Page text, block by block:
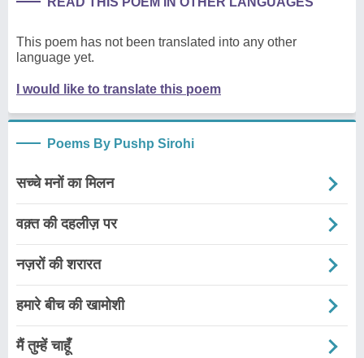
This poem has not been translated into any other
language yet.
I would like to translate this poem
Poems By Pushp Sirohi
सच्चे मनों का मिलन
वक़्त की दहलीज़ पर
नज़रों की शरारत
हमारे बीच की खामोशी
मैं तुम्हें चाहूँ